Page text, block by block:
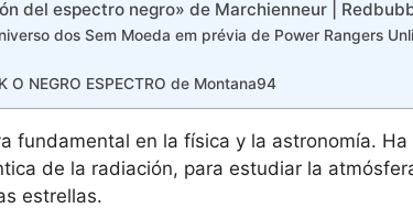
del espectro negro» de Marchienneur |
dos Sem Moeda em prévia de Power Rangers
O NEGRO ESPECTRO de Montana94
fundamental en la física y la astronomía.
de la radiación, para estudiar la
estrellas.